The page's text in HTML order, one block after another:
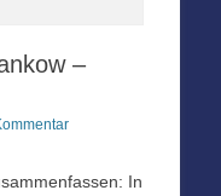
–
In